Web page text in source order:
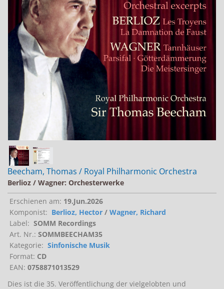
Jobs bei Naxos
Naxos Deutschland Blog
Naxos weltweit
Beecham, Thomas / Royal Philharmonic Orchestra
Berlioz / Wagner: Orchesterwerke
Erschienen am: 19.Jun.2026
Komponist: Berlioz, Hector / Wagner, Richard
Label: SOMM Recordings
Art. Nr.: SOMMBEECHAM35
Kategorie: Sinfonische Musik
Format: CD
EAN: 0758871013529
Dies ist die 35. Veröffentlichung der vielgelobten und